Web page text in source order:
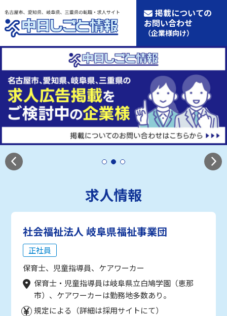
掲載についての
お問い合わせ
（企業様向け）
求人情報
社会福祉法人 岐阜県福祉事業団
正社員
保育士、児童指導員、ケアワーカー
保育士・児童指導員は岐阜県立白鳩学園（恵那
市）、ケアワーカーは勤務地多数あり。
規定による（詳細は採用サイトにて）